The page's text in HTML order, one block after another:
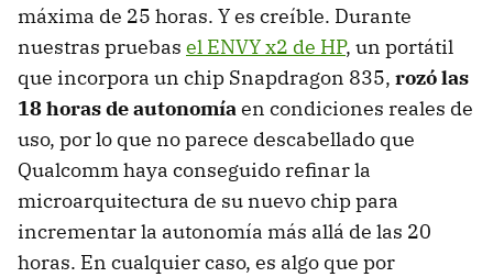
máxima de 25 horas. Y es creíble. Durante
nuestras pruebas el ENVY x2 de HP, un portátil
que incorpora un chip Snapdragon 835, rozó las
18 horas de autonomíaen condiciones reales de
uso, por lo que no parece descabellado que
Qualcomm haya conseguido refinar la
microarquitectura de su nuevo chip para
incrementar la autonomía más allá de las 20
horas. En cualquier caso, es algo que por